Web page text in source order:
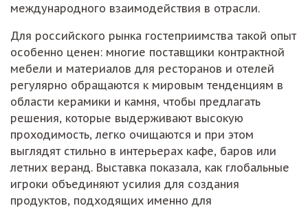
международного взаимодействия в отрасли.
Для российского рынка гостеприимства такой опыт
особенно ценен: многие поставщики контрактной
мебели и материалов для ресторанов и отелей
регулярно обращаются к мировым тенденциям в
области керамики и камня, чтобы предлагать
решения, которые выдерживают высокую
проходимость, легко очищаются и при этом
выглядят стильно в интерьерах кафе, баров или
летних веранд. Выставка показала, как глобальные
игроки объединяют усилия для создания
продуктов, подходящих именно для